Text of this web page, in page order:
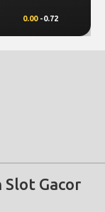
0.00 -0.72
Gacor